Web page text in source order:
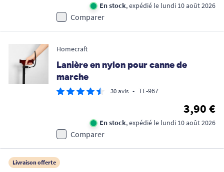
En stock, expédié le lundi 10 août 2026
Comparer
Homecraft
Lanière en nylon pour canne de
marche
30 avis • TE-967
3,90 €
En stock, expédié le lundi 10 août 2026
Comparer
Livraison offerte